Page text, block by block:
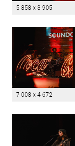
5 858 x 3 905
7 008 x 4 672